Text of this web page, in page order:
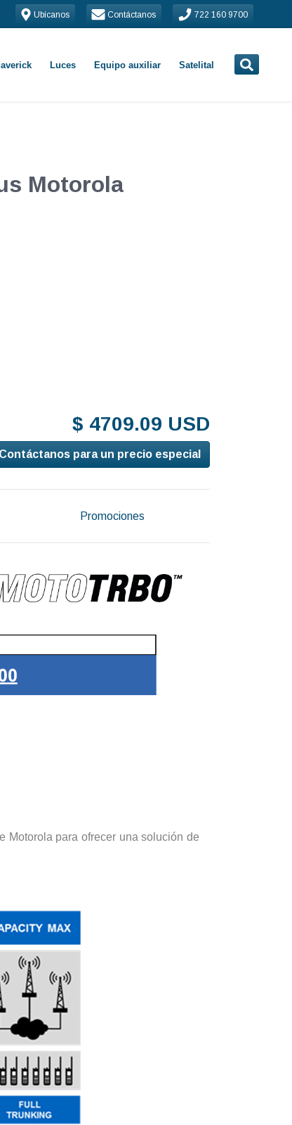
Ubícanos Contáctanos 722 160 9700
Luces Equipo auxiliar Satelital
Motorola
$ 4709.09 USD
Contáctanos para un precio especial
Promociones
Motorola para ofrecer una solución de